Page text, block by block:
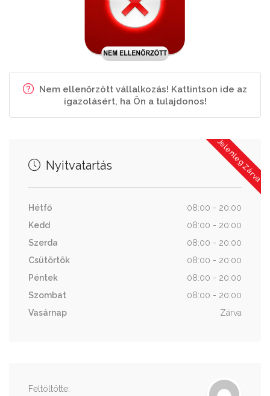
Nem ellenőrzött vállalkozás! Kattintson ide az
igazolásért, ha Ön a tulajdonos!
Jelenleg Zárva
Nyitvatartás
Hétfő
08:00 - 20:00
Kedd
08:00 - 20:00
Szerda
08:00 - 20:00
Csütörtök
08:00 - 20:00
Péntek
08:00 - 20:00
Szombat
08:00 - 20:00
Vasárnap
Zárva
Feltöltötte: